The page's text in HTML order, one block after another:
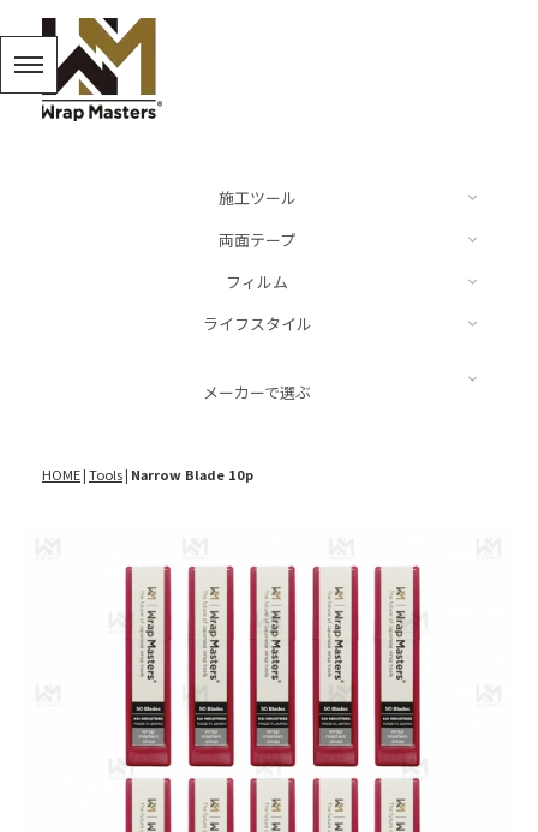
施工ツール
スキージー、ヘラ
両面テープ
Mercedes Benz
Porsche
イタリア
Alfa Romeo
Ferrari
Lamborghini
Maserati
イギリス
Aston Martin
フィルム
NEOPPF
Dot Matrix®︎
Ultimate Plus®︎ Carbon
ライフスタイル
Paint is Dead
メーカーで選ぶ
WRAPAXE
Yellotools
HOME|Tools| Narrow Blade 10p